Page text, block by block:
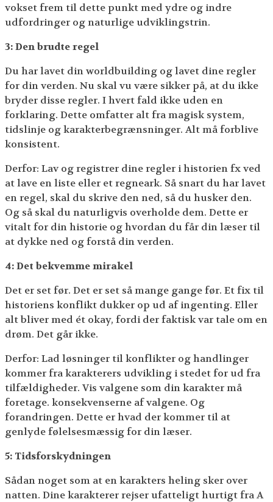
vokset frem til dette punkt med ydre og indre
udfordringer og naturlige udviklingstrin.
3: Den brudte regel
Du har lavet din worldbuilding og lavet dine regler
for din verden. Nu skal vu være sikker på, at du ikke
bryder disse regler. I hvert fald ikke uden en
forklaring. Dette omfatter alt fra magisk system,
tidslinje og karakterbegrænsninger. Alt må forblive
konsistent.
Derfor: Lav og registrer dine regler i historien fx ved
at lave en liste eller et regneark. Så snart du har lavet
en regel, skal du skrive den ned, så du husker den.
Og så skal du naturligvis overholde dem. Dette er
vitalt for din historie og hvordan du får din læser til
at dykke ned og forstå din verden.
4: Det bekvemme mirakel
Det er set før. Det er set så mange gange før. Et fix til
historiens konflikt dukker op ud af ingenting. Eller
alt bliver med ét okay, fordi der faktisk var tale om en
drøm. Det går ikke.
Derfor: Lad løsninger til konflikter og handlinger
kommer fra karakterers udvikling i stedet for ud fra
tilfældigheder. Vis valgene som din karakter må
foretage. konsekvenserne af valgene. Og
forandringen. Dette er hvad der kommer til at
genlyde følelsesmæssig for din læser.
5: Tidsforskydningen
Sådan noget som at en karakters heling sker over
natten. Dine karakterer rejser ufatteligt hurtigt fra A